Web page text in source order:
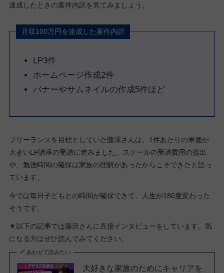
達成したときの案件内訳を見てみましょう。
月収100万円を達成した案件内訳
LP3件
ホームページ作成2件
バナーやサムネイルの作成5件ほど
フリーランスを目標としていた藤澤さんは、1件あたりの単価が
大きいLP講座の受講に進みました。スクールの受講費用の捻出
や、勉強時間の確保は家族の理解があったからこそできたと語っ
ています。
今では毎日子どもとの時間が確保できて、人生が180度変わった
そうです。
▼以下の記事では藤沢さんに直接インタビューをしています。気
になる方はぜひ読んでみてください。
あわせて読みたい
大好きな家族のためにキャリアを